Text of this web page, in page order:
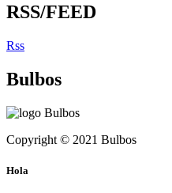
RSS/FEED
Rss
Bulbos
Copyright © 2021 Bulbos
Hola